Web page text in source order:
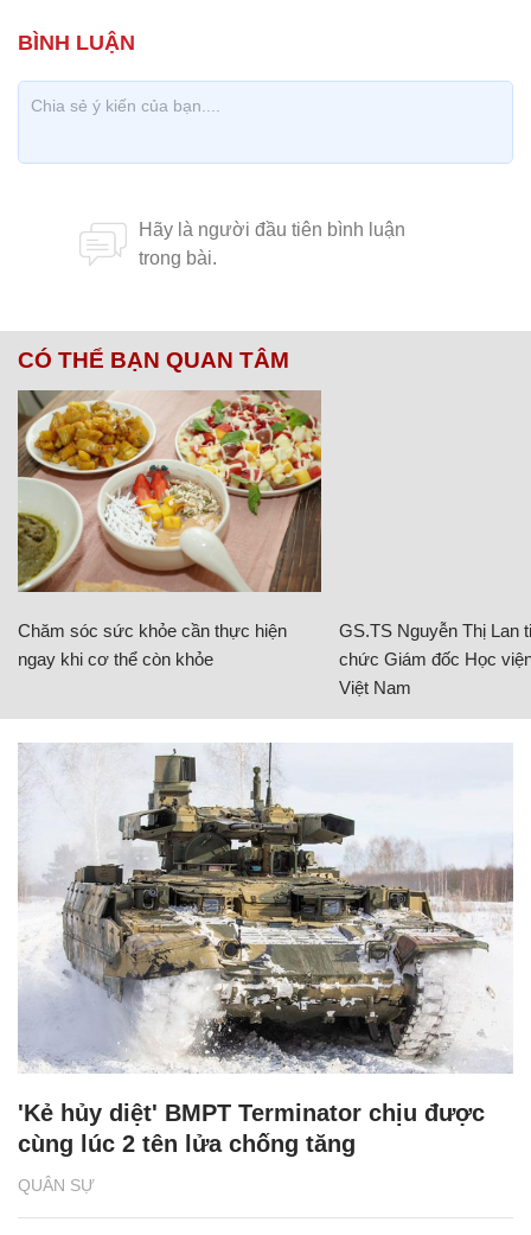
CÓ THỂ BẠN QUAN TÂM
Chăm sóc sức khỏe cần thực hiện
ngay khi cơ thể còn khỏe
GS.TS Nguyễn Thị Lan
chức Giám đốc Học
Việt Nam
QUÂN SỰ
'Kẻ hủy diệt' BMPT Terminator chịu được
cùng lúc 2 tên lửa chống tăng